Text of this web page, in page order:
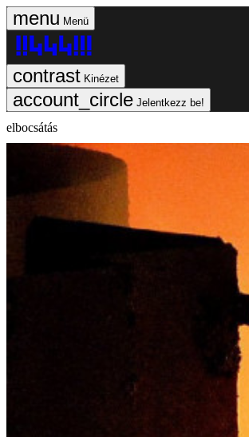
Menü
Kinézet
Jelentkezz be!
elbocsátás